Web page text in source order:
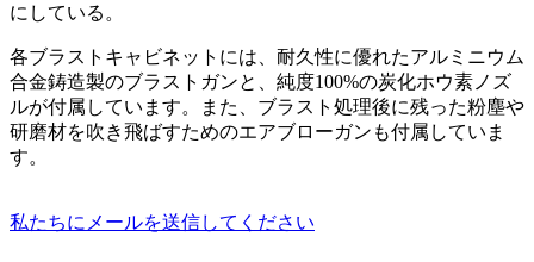
にしている。
各ブラストキャビネットには、耐久性に優れたアルミニウム
合金鋳造製のブラストガンと、純度100%の炭化ホウ素ノズ
ルが付属しています。また、ブラスト処理後に残った粉塵や
研磨材を吹き飛ばすためのエアブローガンも付属していま
す。
私たちにメールを送信してください